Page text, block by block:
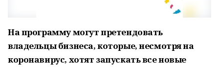
На программу могут претендовать
владельцы бизнеса, которые, несмотря на
коронавирус, хотят запускать все новые